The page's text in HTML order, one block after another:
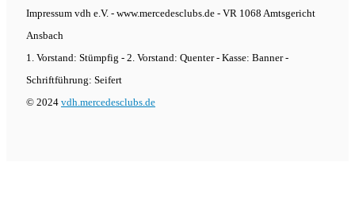
Impressum vdh e.V. - www.mercedesclubs.de - VR 1068 Amtsgericht
Ansbach
1. Vorstand: Stümpfig - 2. Vorstand: Quenter - Kasse: Banner -
Schriftführung: Seifert
© 2024 vdh.mercedesclubs.de